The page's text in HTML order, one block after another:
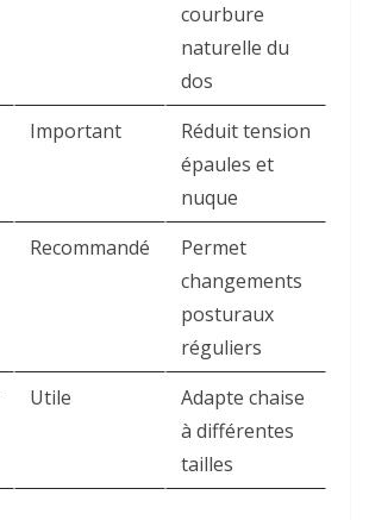
courbure
naturelle du
dos ​
Important
Réduit tension
épaules et
nuque ​
Recommandé
Permet
changements
posturaux
réguliers ​
Utile
Adapte chaise
à différentes
tailles ​